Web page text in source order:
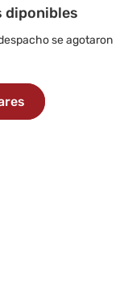
diponibles
se agotaron